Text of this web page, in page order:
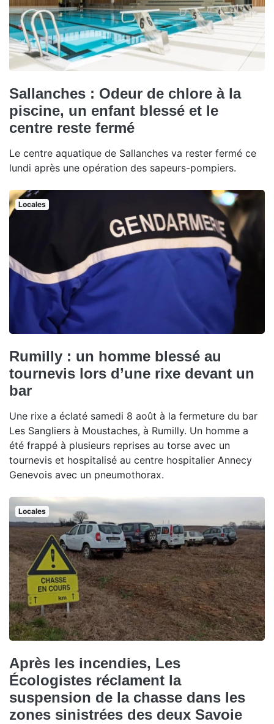
Sallanches : Odeur de chlore à la
piscine, un enfant blessé et le
centre reste fermé
Le centre aquatique de Sallanches va rester fermé ce
lundi après une opération des sapeurs-pompiers.
Locales
Rumilly : un homme blessé au
tournevis lors d’une rixe devant un
bar
Une rixe a éclaté samedi 8 août à la fermeture du bar
Les Sangliers à Moustaches, à Rumilly. Un homme a
été frappé à plusieurs reprises au torse avec un
tournevis et hospitalisé au centre hospitalier Annecy
Genevois avec un pneumothorax.
Locales
Après les incendies, Les
Écologistes réclament la
suspension de la chasse dans les
zones sinistrées des deux Savoie